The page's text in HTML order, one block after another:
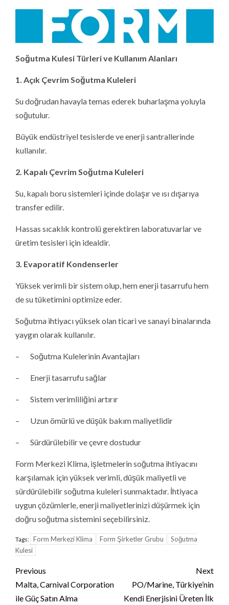
Soğutma Kulesi Türleri ve Kullanım Alanları
1. Açık Çevrim Soğutma Kuleleri
Su doğrudan havayla temas ederek buharlaşma yoluyla
soğutulur.
Büyük endüstriyel tesislerde ve enerji santrallerinde
kullanılır.
2. Kapalı Çevrim Soğutma Kuleleri
Su, kapalı boru sistemleri içinde dolaşır ve ısı dışarıya
transfer edilir.
Hassas sıcaklık kontrolü gerektiren laboratuvarlar ve
üretim tesisleri için idealdir.
3. Evaporatif Kondenserler
Yüksek verimli bir sistem olup, hem enerji tasarrufu hem
de su tüketimini optimize eder.
Soğutma ihtiyacı yüksek olan ticari ve sanayi binalarında
yaygın olarak kullanılır.
– Soğutma Kulelerinin Avantajları
– Enerji tasarrufu sağlar
– Sistem verimliliğini artırır
– Uzun ömürlü ve düşük bakım maliyetlidir
– Sürdürülebilir ve çevre dostudur
Form Merkezi Klima, işletmelerin soğutma ihtiyacını
karşılamak için yüksek verimli, düşük maliyetli ve
sürdürülebilir soğutma kuleleri sunmaktadır. İhtiyaca
uygun çözümlerle, enerji maliyetlerinizi düşürmek için
doğru soğutma sistemini seçebilirsiniz.
Tags: Form Merkezi Klima Form Şirketler Grubu
Soğutma
Kulesi
Continue
Reading
Previous
Malta, Carnival Corporation
ile Güç Satın Alma
Next
PO/Marine, Türkiye’nin
Kendi Enerjisini Üreten İlk